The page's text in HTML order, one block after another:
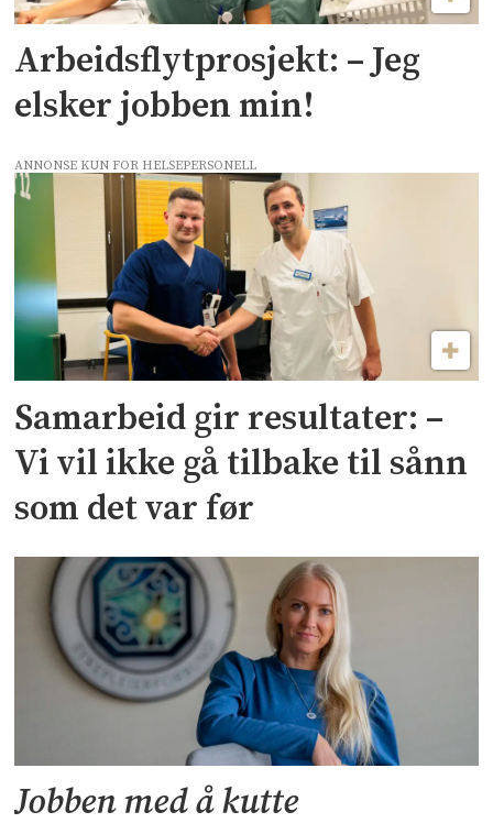
Arbeidsflytprosjekt: – Jeg
elsker jobben min!
ANNONSE KUN FOR HELSEPERSONELL
Samarbeid gir resultater: –
Vi vil ikke gå tilbake til sånn
som det var før
Jobben med å kutte